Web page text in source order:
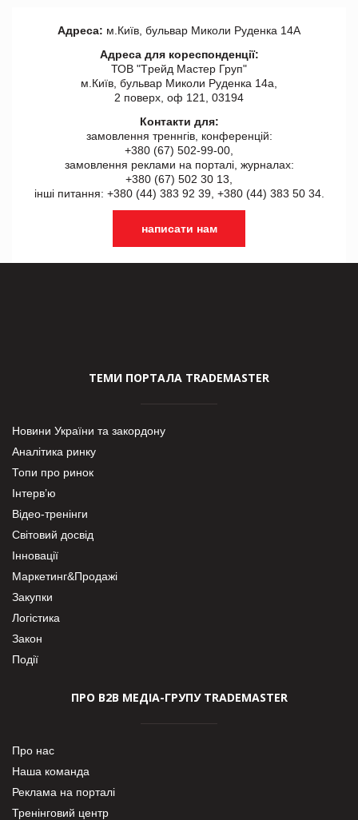
Адреса: м.Київ, бульвар Миколи Руденка 14А
Адреса для кореспонденції:
ТОВ "Tрейд Мастер Груп"
м.Київ, бульвар Миколи Руденка 14а,
2 поверх, оф 121, 03194
Контакти для:
замовлення треннгів, конференцій:
+380 (67) 502-99-00,
замовлення реклами на порталі, журналах:
+380 (67) 502 30 13,
інші питання: +380 (44) 383 92 39, +380 (44) 383 50 34.
написати нам
ТЕМИ ПОРТАЛА TRADEMASTER
Новини України та закордону
Аналітика ринку
Топи про ринок
Інтерв’ю
Відео-тренінги
Світовий досвід
Інновації
Маркетинг&Продажі
Закупки
Логістика
Закон
Події
ПРО В2В МЕДІА-ГРУПУ TRADEMASTER
Про нас
Наша команда
Реклама на порталі
Тренінговий центр